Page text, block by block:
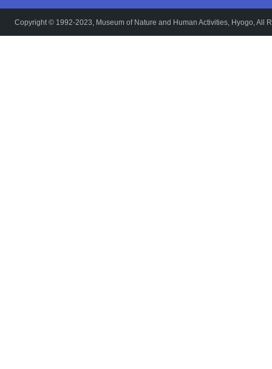
Copyright © 1992-2023, Museum of Nature and Human Activities, Hyogo, All